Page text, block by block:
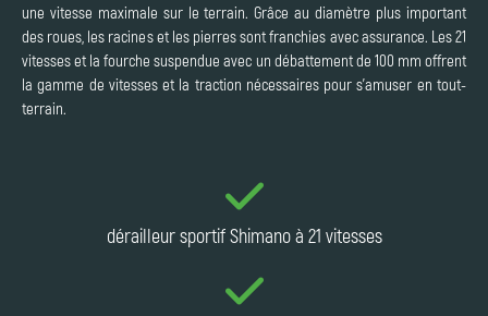
une vitesse maximale sur le terrain. Grâce au diamètre plus important
des roues, les racines et les pierres sont franchies avec assurance. Les 21
vitesses et la fourche suspendue avec un débattement de 100 mm offrent
la gamme de vitesses et la traction nécessaires pour s'amuser en tout-
terrain.
dérailleur sportif Shimano à 21 vitesses